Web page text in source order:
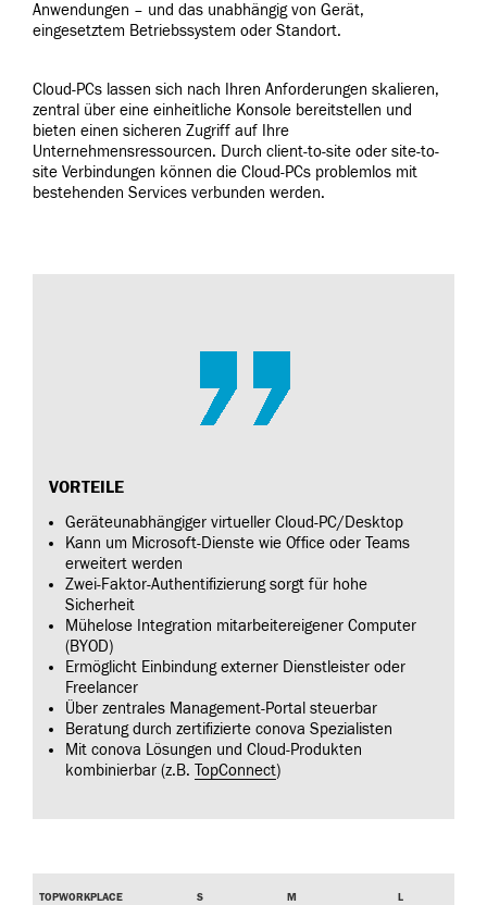
Anwendungen – und das unabhängig von Gerät,
eingesetztem Betriebssystem oder Standort.
Cloud-PCs lassen sich nach Ihren Anforderungen skalieren,
zentral über eine einheitliche Konsole bereitstellen und
bieten einen sicheren Zugriff auf Ihre
Unternehmensressourcen. Durch client-to-site oder site-to-
site Verbindungen können die Cloud-PCs problemlos mit
bestehenden Services verbunden werden.
VORTEILE
Geräteunabhängiger virtueller Cloud-PC/Desktop
Kann um Microsoft-Dienste wie Office oder Teams
erweitert werden
Zwei-Faktor-Authentifizierung sorgt für hohe
Sicherheit
Mühelose Integration mitarbeitereigener Computer
(BYOD)
Ermöglicht Einbindung externer Dienstleister oder
Freelancer
Über zentrales Management-Portal steuerbar
Beratung durch zertifizierte conova Spezialisten
Mit conova Lösungen und Cloud-Produkten
kombinierbar (z.B. TopConnect)
TOPWORKPLACE S M L